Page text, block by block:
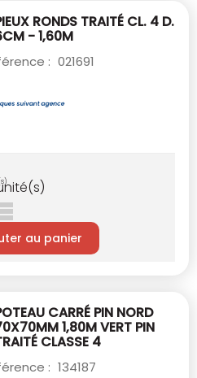
RONDS TRAITÉ CL. 4 D.
- 1,60M
: 021691
au panier
CARRÉ PIN NORD
1,80M VERT PIN
CLASSE 4
: 134187